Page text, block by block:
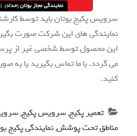
سرویس پکیج بوتان باید توسط
نمایندگی های این شرکت صورت
این محصول توسط شخصی غیر از
می گردد. با ما تماس بگیرید یا به
کنید.
تعمیر پکیج,سرویس پکیج,
مناطق تحت پوشش,نمایندگی پکیج